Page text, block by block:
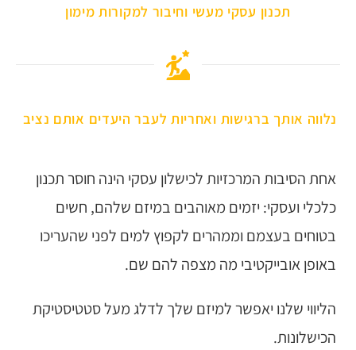
תכנון עסקי מעשי וחיבור למקורות מימון​
נלווה אותך ברגישות ואחריות לעבר היעדים אותם נציב ​
אחת הסיבות המרכזיות לכישלון עסקי הינה חוסר תכנון
כלכלי ועסקי: יזמים מאוהבים במיזם שלהם, חשים
בטוחים בעצמם וממהרים לקפוץ למים לפני שהעריכו
באופן אובייקטיבי מה מצפה להם שם.
הליווי שלנו יאפשר למיזם שלך לדלג מעל סטטיסטיקת
הכישלונות.